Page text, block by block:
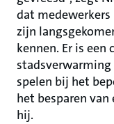
dat medewerkers
zijn
kennen. Er is een
spelen bij het
het besparen
hij.